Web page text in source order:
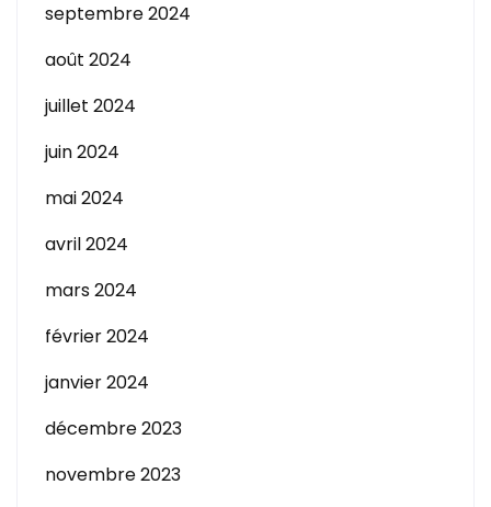
septembre 2024
août 2024
juillet 2024
juin 2024
mai 2024
avril 2024
mars 2024
février 2024
janvier 2024
décembre 2023
novembre 2023